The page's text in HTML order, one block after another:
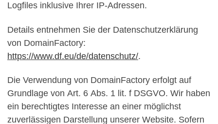
Logfiles inklusive Ihrer IP-Adressen.
Details entnehmen Sie der Datenschutzerklärung
von DomainFactory:
https://www.df.eu/de/datenschutz/.
Die Verwendung von DomainFactory erfolgt auf
Grundlage von Art. 6 Abs. 1 lit. f DSGVO. Wir haben
ein berechtigtes Interesse an einer möglichst
zuverlässigen Darstellung unserer Website. Sofern